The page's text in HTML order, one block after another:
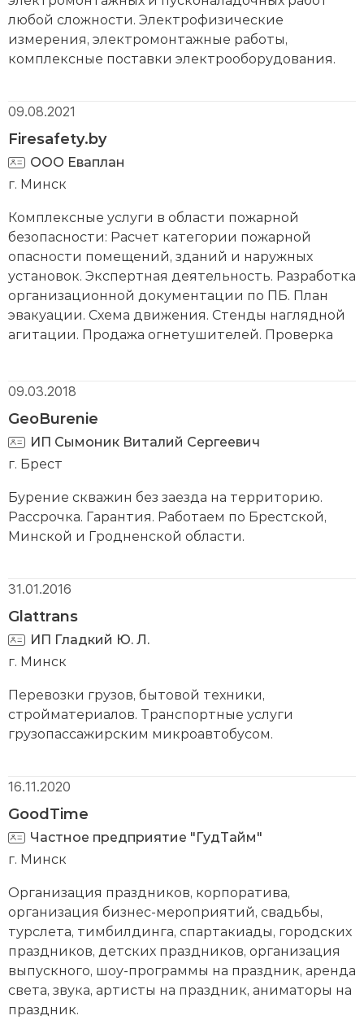
любой сложности. Электрофизические
измерения, электромонтажные работы,
комплексные поставки электрооборудования.
09.08.2021
Firesafety.by
ООО Еваплан
г. Минск
Комплексные услуги в области пожарной
безопасности: Расчет категории пожарной
опасности помещений, зданий и наружных
установок. Экспертная деятельность. Разработка
организационной документации по ПБ. План
эвакуации. Схема движения. Стенды наглядной
агитации. Продажа огнетушителей. Проверка
09.03.2018
GeoBurenie
ИП Сымоник Виталий Сергеевич
г. Брест
Бурение скважин без заезда на территорию.
Рассрочка. Гарантия. Работаем по Брестской,
Минской и Гродненской области.
31.01.2016
Glattrans
ИП Гладкий Ю. Л.
г. Минск
Перевозки грузов, бытовой техники,
стройматериалов. Транспортные услуги
грузопассажирским микроавтобусом.
16.11.2020
GoodTime
Частное предприятие "ГудТайм"
г. Минск
Организация праздников, корпоратива,
организация бизнес-мероприятий, свадьбы,
турслета, тимбилдинга, спартакиады, городских
праздников, детских праздников, организация
выпускного, шоу-программы на праздник, аренда
света, звука, артисты на праздник, аниматоры на
праздник.